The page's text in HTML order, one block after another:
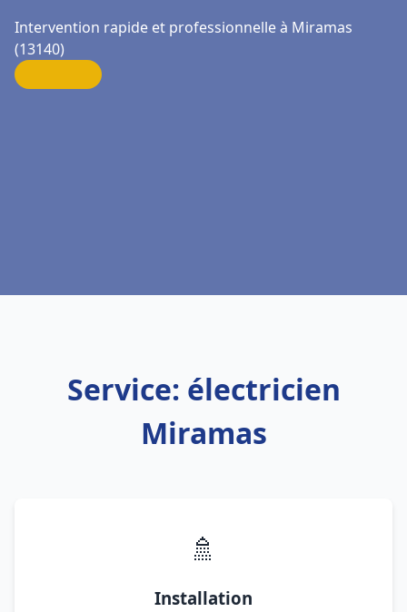
Intervention rapide et professionnelle à Miramas
(13140)
Service: électricien
Miramas
🚿
Installation